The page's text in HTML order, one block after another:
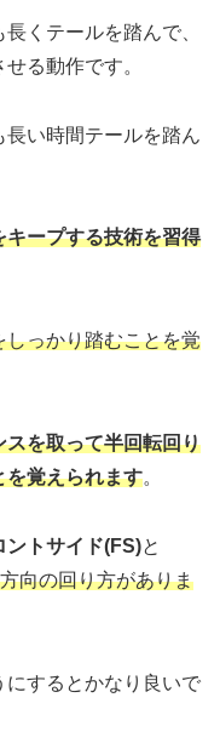
くテールを踏んで、
る動作です。
い時間テールを踏ん
ープする技術を習得
っかり踏むことを覚
を取って半回転回り
を覚えられます。
ントサイド(FS)と
向の回り方がありま
にするとかなり良いで